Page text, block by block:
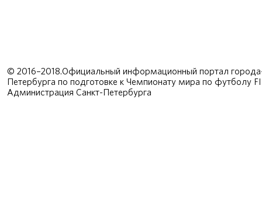
© 2016–2018.Официальный информационный портал
Петербурга по подготовке к Чемпионату мира по футболу
Администрация Санкт-Петербурга